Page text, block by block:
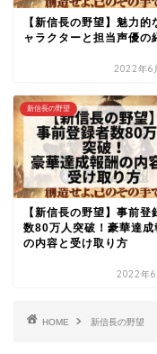
【新信長の野望】魅力的
ャラクターと担当声優の
2022年6
新信長の野望
【新信長の野望】事前登
数80万人突破！豪華達成
の内容と受け取り方
2022年6
HOME 新信長の野望